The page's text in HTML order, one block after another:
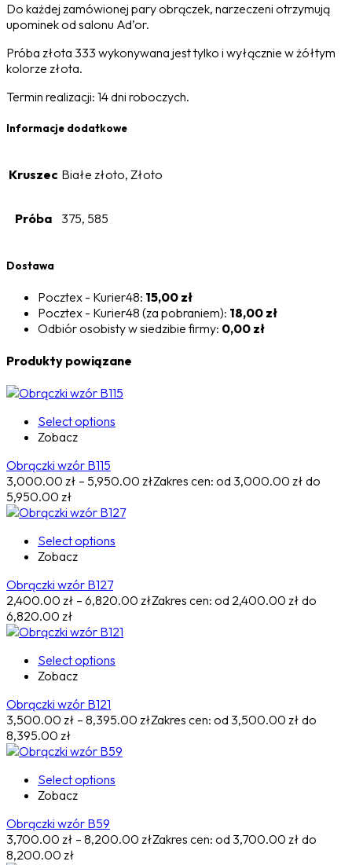
Do każdej zamówionej pary obrączek, narzeczeni otrzymują
upominek od salonu Ad’or.
Próba złota 333 wykonywana jest tylko i wyłącznie w żółtym
kolorze złota.
Termin realizacji: 14 dni roboczych.
Informacje dodatkowe
Kruszec Białe złoto, Złoto
Próba 375, 585
Dostawa
Pocztex - Kurier48: 15,00 zł
Pocztex - Kurier48 (za pobraniem): 18,00 zł
Odbiór osobisty w siedzibie firmy: 0,00 zł
Produkty powiązane
Select options
Zobacz
Obrączki wzór B115
3,000.00 zł – 5,950.00 złZakres cen: od 3,000.00 zł do
5,950.00 zł
Select options
Zobacz
Obrączki wzór B127
2,400.00 zł – 6,820.00 złZakres cen: od 2,400.00 zł do
6,820.00 zł
Select options
Zobacz
Obrączki wzór B121
3,500.00 zł – 8,395.00 złZakres cen: od 3,500.00 zł do
8,395.00 zł
Select options
Zobacz
Obrączki wzór B59
3,700.00 zł – 8,200.00 złZakres cen: od 3,700.00 zł do
8,200.00 zł